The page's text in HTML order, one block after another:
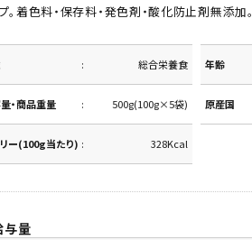
。着色料・保存料・発色剤・酸化防止剤無添加。
総合栄養食 年齢
・商品重量 500g(100g×5袋) 原産国
ー(100g当たり) 328Kcal
与量